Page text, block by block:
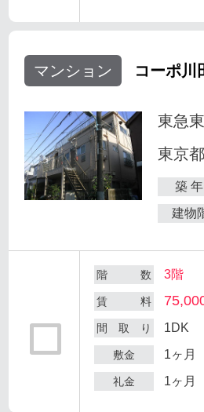
マンション コーポ川
東急
東京
築
建物
階 数 3階
賃 料
間 取 り 1DK
敷金 1ヶ月
礼金 1ヶ月